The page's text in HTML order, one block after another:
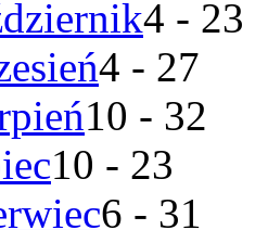
4 - 23
4 - 27
10 - 32
10 - 23
6 - 31